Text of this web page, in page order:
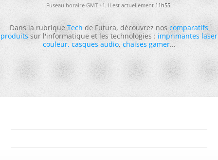
Fuseau horaire GMT +1. Il est actuellement11h55.
Dans la rubriqueTechde Futura, découvrez noscomparatifs
produitssur l'informatique et les technologies :imprimantes laser
couleur,casques audio,chaises gamer...